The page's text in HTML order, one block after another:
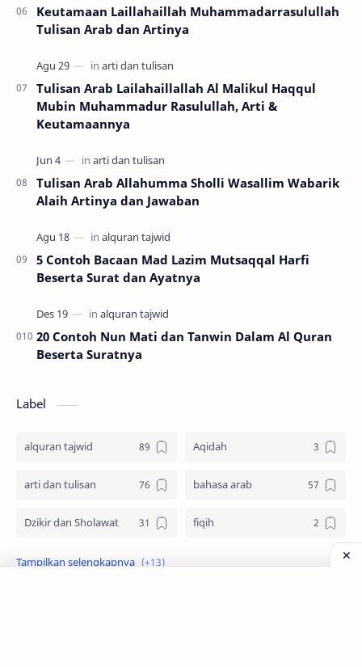
Keutamaan Laillahaillah Muhammadarrasulullah
Tulisan Arab dan Artinya
Tulisan Arab Lailahaillallah Al Malikul Haqqul
Mubin Muhammadur Rasulullah, Arti &
Keutamaannya
Tulisan Arab Allahumma Sholli Wasallim Wabarik
Alaih Artinya dan Jawaban
5 Contoh Bacaan Mad Lazim Mutsaqqal Harfi
Beserta Surat dan Ayatnya
20 Contoh Nun Mati dan Tanwin Dalam Al Quran
Beserta Suratnya
Label
alquran tajwid Aqidah
arti dan tulisan bahasa arab
Dzikir dan Sholawat fiqih
idul adha